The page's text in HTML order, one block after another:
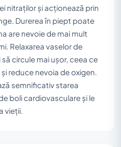
nitraților și acționează prin
Durerea în piept poate
are nevoie de mai mult
Relaxarea vaselor de
circule mai ușor, ceea ce
reduce nevoia de oxigen.
semnificativ starea
boli cardiovasculare și le
vieții.